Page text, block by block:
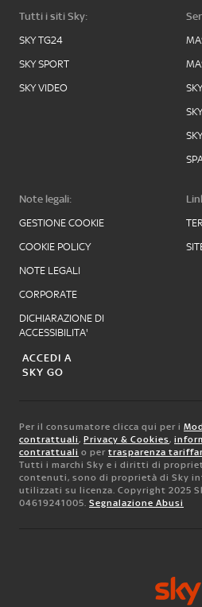
Tutti i siti Sky:
SKY TG24
SKY SPORT
SKY VIDEO
Note legali:
GESTIONE COOKIE
COOKIE POLICY
NOTE LEGALI
CORPORATE
DICHIARAZIONE DI
ACCESSIBILITA'
ACCEDI A
SKY GO
Per il consumatore clicca qui per i
contrattuali, Privacy & Cookies,
contrattuali o per trasparenza
Tutti i marchi Sky e i diritti di
contenuti, sono di proprietà di Sky
utilizzati su licenza. Copyright 2025
04619241005. Segnalazione Abusi